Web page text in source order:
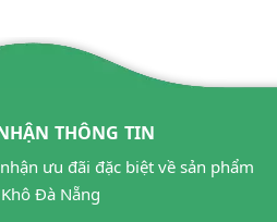
THÔNG TIN
ưu đãi đặc biệt về sản phẩm
Đà Nẵng